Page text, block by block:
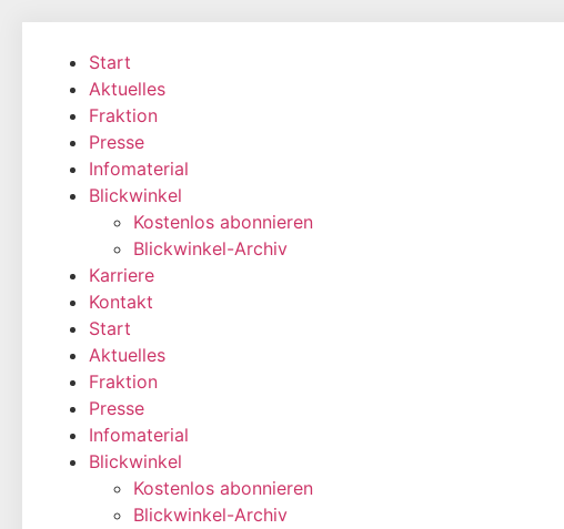
wechseln
Start
Aktuelles
Fraktion
Presse
Infomaterial
Blickwinkel
Kostenlos abonnieren
Blickwinkel-Archiv
Karriere
Kontakt
Start
Aktuelles
Fraktion
Presse
Infomaterial
Blickwinkel
Kostenlos abonnieren
Blickwinkel-Archiv